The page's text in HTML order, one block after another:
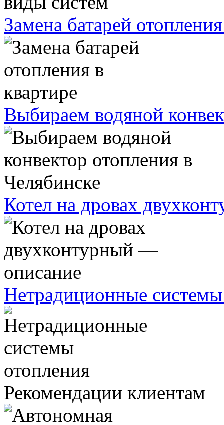
Замена батарей
Выбираем водяной
Котел на дровах
Нетрадиционные
Рекомендации клиентам